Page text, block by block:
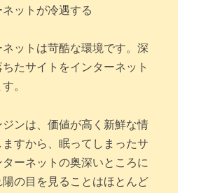
ネットは苛酷な環境です。深
たサイトをインターネット
。
ジンは、価値が高く新鮮な情
すから、眠ってしまったサ
ーネットの奥深いところに
の目を見ることはほとんど